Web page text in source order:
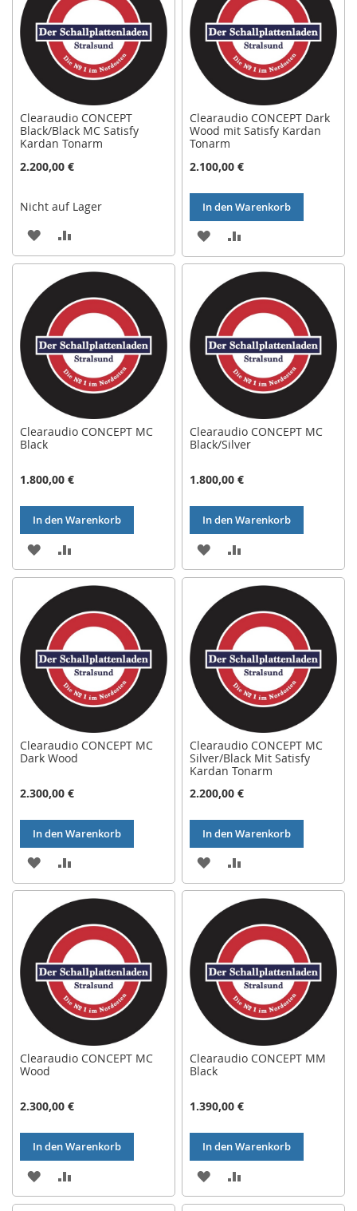
Clearaudio CONCEPT
Black/Black MC Satisfy
Kardan Tonarm
2.200,00 €
Nicht auf Lager
ZUR
WUNSCHLISTE
HINZUFÜGEN
VERGLEICHSLISTE
HINZUFÜGEN
Clearaudio CONCEPT Dark
Wood mit Satisfy Kardan
Tonarm
2.100,00 €
In den Warenkorb
ZUR
WUNSCHLISTE
HINZUFÜGEN
VERGLEICHSLISTE
HINZUFÜGEN
Clearaudio CONCEPT MC
Black
1.800,00 €
In den Warenkorb
ZUR
WUNSCHLISTE
HINZUFÜGEN
VERGLEICHSLISTE
HINZUFÜGEN
Clearaudio CONCEPT MC
Black/Silver
1.800,00 €
In den Warenkorb
ZUR
WUNSCHLISTE
HINZUFÜGEN
VERGLEICHSLISTE
HINZUFÜGEN
Clearaudio CONCEPT MC
Dark Wood
2.300,00 €
In den Warenkorb
ZUR
WUNSCHLISTE
HINZUFÜGEN
VERGLEICHSLISTE
HINZUFÜGEN
Clearaudio CONCEPT MC
Silver/Black Mit Satisfy
Kardan Tonarm
2.200,00 €
In den Warenkorb
ZUR
WUNSCHLISTE
HINZUFÜGEN
VERGLEICHSLISTE
HINZUFÜGEN
Clearaudio CONCEPT MC
Wood
2.300,00 €
In den Warenkorb
ZUR
WUNSCHLISTE
VERGLEICHSLISTE
Clearaudio CONCEPT MM
Black
1.390,00 €
In den Warenkorb
ZUR
WUNSCHLISTE
VERGLEICHSLISTE